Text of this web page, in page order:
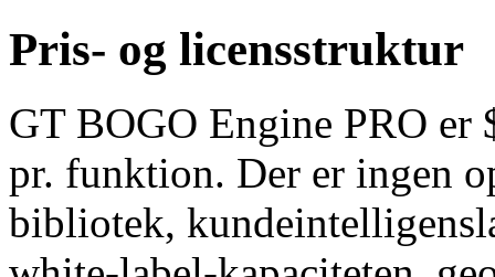
Pris- og licensstruktur
GT BOGO Engine PRO er
pr. funktion. Der er ingen
bibliotek,